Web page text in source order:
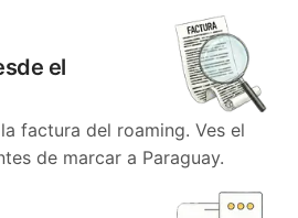
el
factura del roaming. Ves el
de marcar a Paraguay.